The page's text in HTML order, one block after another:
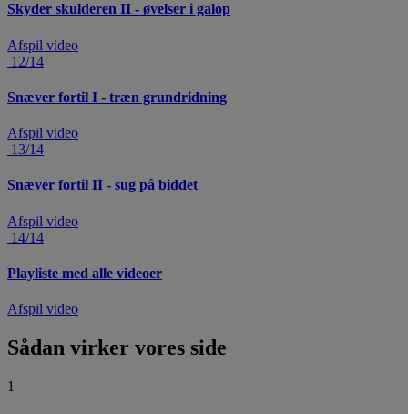
Skyder skulderen II - øvelser i galop
Afspil video
12/14
Snæver fortil I - træn grundridning
Afspil video
13/14
Snæver fortil II - sug på biddet
Afspil video
14/14
Playliste med alle videoer
Afspil video
Sådan virker vores side
1